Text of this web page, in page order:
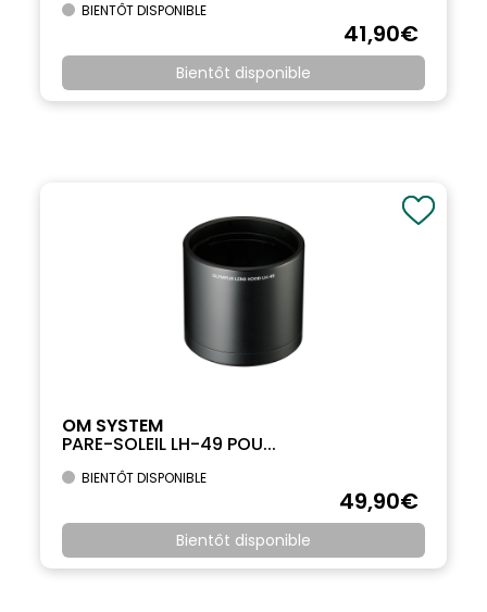
BIENTÔT DISPONIBLE
41,90€
Bientôt disponible
OM SYSTEM
PARE-SOLEIL LH-49 POU...
BIENTÔT DISPONIBLE
49,90€
Bientôt disponible